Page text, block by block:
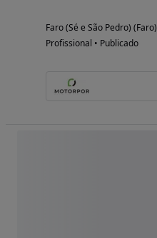
Faro (Sé e São Pedro) (Faro)
Profissional • Publicado